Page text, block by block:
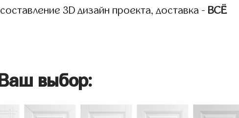
3D дизайн проекта, доставка - ВСЁ
выбор: